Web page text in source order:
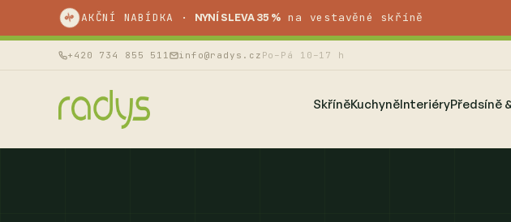
% AKČNÍ NABÍDKA · NYNÍ SLEVA 35 % na vestavěné skříně
+420 734 855 511 info@radys.cz Po–Pá 10–17 h
SkříněKuchyněInteriéryPředsíně